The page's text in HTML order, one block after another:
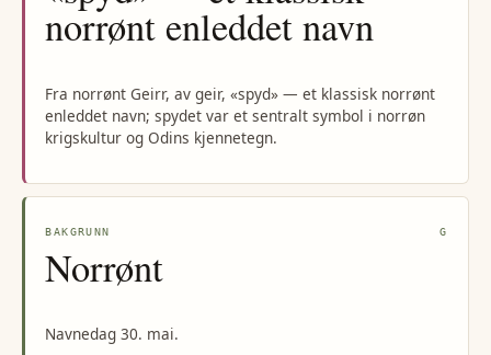
norrønt enleddet navn
Fra norrønt Geirr, av geir, «spyd» — et klassisk norrønt
enleddet navn; spydet var et sentralt symbol i norrøn
krigskultur og Odins kjennetegn.
BAKGRUNN G
Norrønt
Navnedag 30. mai.